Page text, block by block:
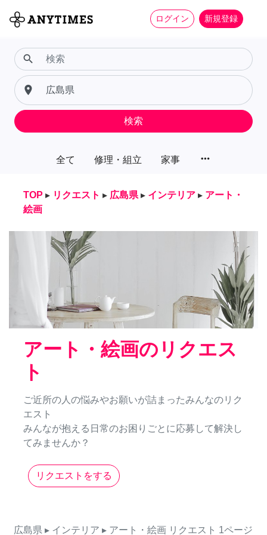
ログイン 新規登録
全て 修理・組立 家事 more_horiz
search
place
検索
TOP ▸ リクエスト ▸ 広島県 ▸ インテリア ▸ アート・
絵画
アート・絵画のリクエス
ト
ご近所の人の悩みやお願いが詰まったみんなのリク
エスト
みんなが抱える日常のお困りごとに応募して解決し
てみませんか？
リクエストをする
広島県 ▸ インテリア ▸ アート・絵画 リクエスト 1ページ